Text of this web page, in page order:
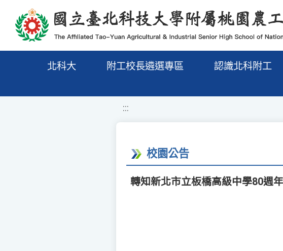
移至網頁之主要內容區位置
北科大 附工校長遴選專區 認識北科附工
:::
校園公告
轉知新北市立板橋高級中學80週